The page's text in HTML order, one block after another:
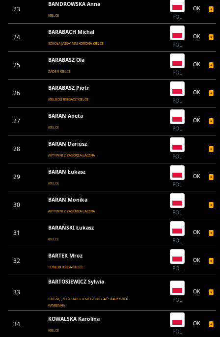
23
BANDROWSKA Anna
KIELCE POL
OK
24
BARABACH Michał
SZKOŁA JAZDY MM KORONA KIELCE POL
OK
25
BARABASZ Ola
ŻADEN KIELCE POL
OK
26
BARABASZ Piotr
KIELECKI BIEGACZ KIELCE POL
OK
27
BARAN Aneta
KIELCE POL
OK
28
BARAN Dariusz
AKTYWNI Z ZAGÓRZA ŁĄCZNA POL
29
BARAN Łukasz
KIELCE POL
OK
30
BARAN Monika
AKTYWNI Z ZAGÓRZA ŁĄCZNA POL
31
BARAŃSKI Łukasz
KIELCE POL
OK
32
BARTEK Mroz
TUMLIN BIEGA KIELCE POL
OK
33
BARTOSIEWICZ Sylwia
BIEGNĘ ,ŻEBY BARTEK MÓGŁ BIEGAĆ SKARŻYSKO-
KAMIENNA
POL
OK
34
KOWALSKA Karolina
KIELCE POL
OK